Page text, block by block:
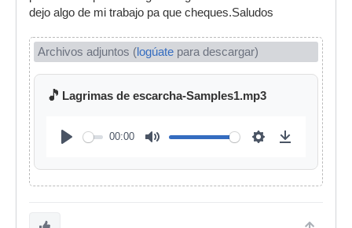
dejo algo de mi trabajo pa que cheques.Saludos
Archivos adjuntos (logúate para descargar)
🎵 Lagrimas de escarcha-Samples1.mp3
00:00